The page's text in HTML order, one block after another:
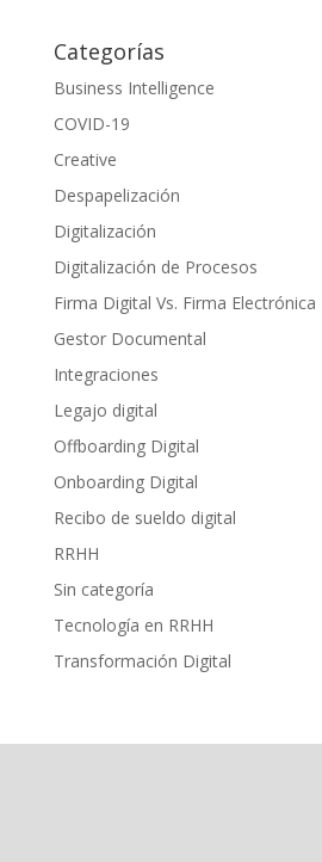
Categorías
Business Intelligence
COVID-19
Creative
Despapelización
Digitalización
Digitalización de Procesos
Firma Digital Vs. Firma Electrónica
Gestor Documental
Integraciones
Legajo digital
Offboarding Digital
Onboarding Digital
Recibo de sueldo digital
RRHH
Sin categoría
Tecnología en RRHH
Transformación Digital